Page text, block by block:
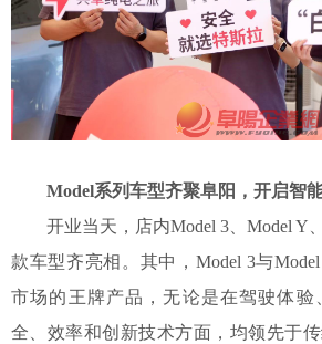
Model系列车型齐聚阜阳，开启智
开业当天，店内Model 3、Model Y
款车型齐亮相。其中，Model 3与
市场的王牌产品，无论是在驾驶体验
全、效率和创新技术方面，均领先于